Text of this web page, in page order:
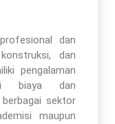
dan
dan
pengalaman
biaya dan
berbagai sektor
maupun